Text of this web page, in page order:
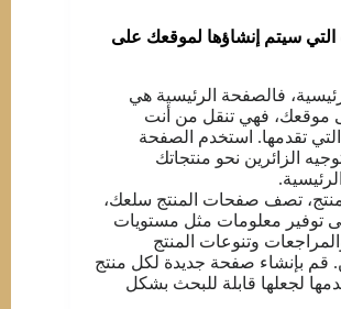
سيتم إنشاؤها لموقعك على
فالصفحة الرئيسية هي
موقعك، فهي تنقل من أنت
تقدمها. استخدم الصفحة
الزائرين نحو منتجاتك
تصف صفحات المنتج سلعك،
توفير معلومات مثل مستويات
وتنوعات المنتج
قم بإنشاء صفحة جديدة لكل منتج
لجعلها قابلة للبحث بشكل